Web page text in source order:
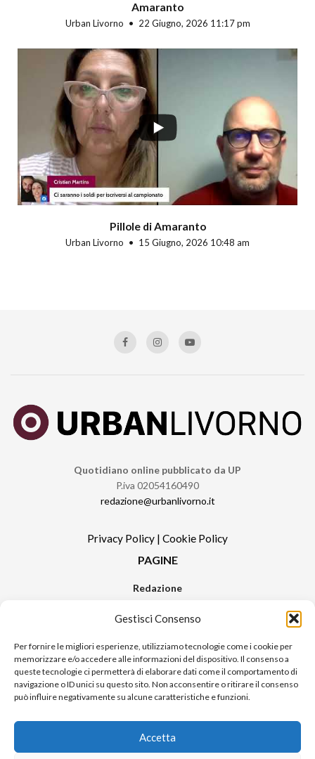
Gestisci Consenso
Per fornire le migliori esperienze, utilizziamo tecnologie come i cookie per
memorizzare e/o accedere alle informazioni del dispositivo. Il consenso a
queste tecnologie ci permetterà di elaborare dati come il comportamento di
navigazione o ID unici su questo sito. Non acconsentire o ritirare il consenso
può influire negativamente su alcune caratteristiche e funzioni.
Accetta
Amaranto
Urban Livorno 22 Giugno, 2026 11:17 pm
Pillole di Amaranto
Urban Livorno 15 Giugno, 2026 10:48 am
Quotidiano online pubblicato da UP
P.iva 02054160490
redazione@urbanlivorno.it
Privacy Policy | Cookie Policy
PAGINE
Redazione
Pubblicità
Sitemap
RUBRICHE
Notizie in Primo Piano
Urban Video
Livorno FAQs